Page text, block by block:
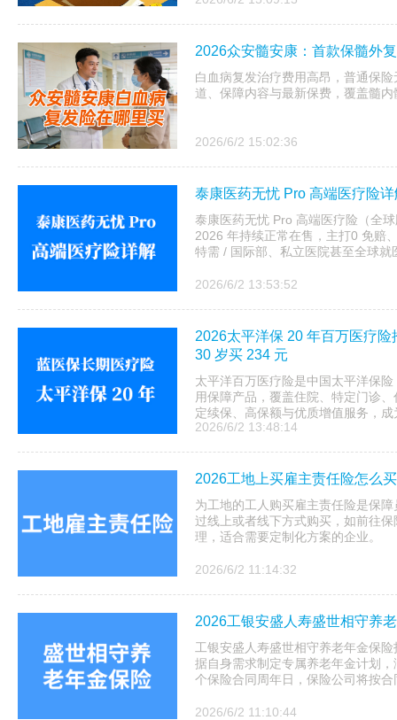
2026众安髓安康：首款保髓外
白血病复发治疗费用高昂，普通保
道、保障内容与最新保费，覆盖髓
2026/6/2 15:02:36
泰康医药无忧 Pro 高端医疗险
泰康医药无忧 Pro 高端医疗险（全
2026 年持续正常在售，主打0 免赔
特需 / 国际部、私立医院甚至全球就
2026/6/2 13:53:52
2026太平洋保 20 年百万医疗
30 岁买 234 元
太平洋百万医疗险是中国太平洋保
用保障产品，覆盖住院、特定门诊
定续保、高保额与优质增值服务，
2026/6/2 13:48:14
2026工地上买雇主责任险怎么
为工地的工人购买雇主责任险是保
过线上或者线下方式购买，如前往
理，适合需要定制化方案的企业。
2026/6/2 11:14:32
2026工银安盛人寿盛世相守养
工银安盛人寿盛世相守养老年金保
据自身需求制定专属养老年金计划
个保险合同周年日，保险公司将按
2026/6/2 11:10:44